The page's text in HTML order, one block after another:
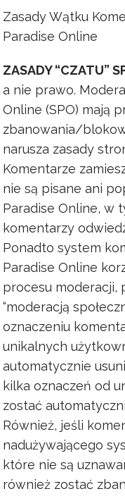
Zasady Wątku
Paradise Online
ZASADY “CZATU”
a nie prawo.
Online (SPO) mają
zbanowania/
narusza zasady
Komentarze
nie są pisane ani
Paradise Online, w
komentarzy
Ponadto system
Paradise Online
procesu moderacji,
“moderacją
oznaczeniu
unikalnych
automatycznie
kilka oznaczeń od
zostać
Również, jeśli
nadużywającego
które nie są
również zostać